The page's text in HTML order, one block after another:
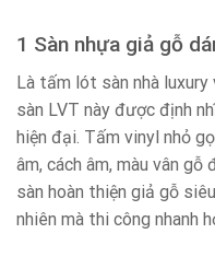
1 Sàn nhựa giả gỗ
Là tấm lót sàn nhà
sàn LVT này được định
hiện đại. Tấm vinyl nhỏ
âm, cách âm, màu vân
sàn hoàn thiện giả gỗ
nhiên mà thi công nhanh